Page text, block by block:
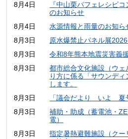
8月4日
『中山栗パフェレシピ
のお知らせ
8月4日
水源情報と雨量のお知ら
8月3日
原水爆禁止パネル展
8月3日
令和8年熊本地震災害義
8月3日
都市総合文化施設（ウ
り方に係る「サウンデ
します。
8月3日
「議会だより いよ 夏
8月3日
補助・助成（蓄電池・
電）
8月3日
指定暑熱避難施設（ク